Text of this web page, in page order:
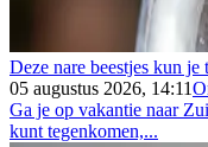
Deze nare beestjes kun
05 augustus 2026, 14:11
Ga je op vakantie naar
kunt tegenkomen,...